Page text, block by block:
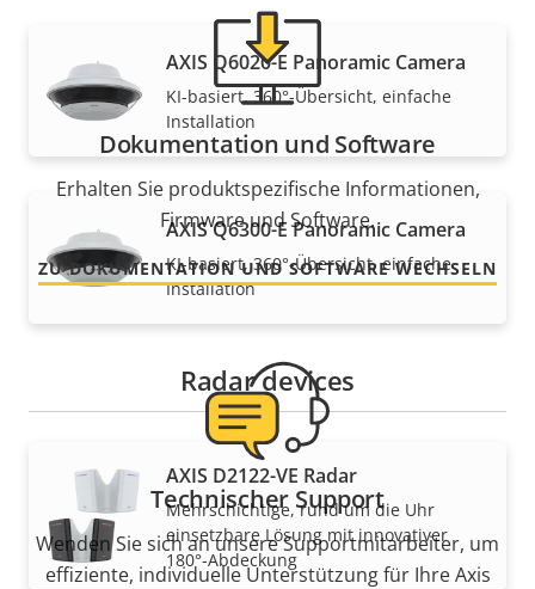
AXIS Q6020-E Panoramic Camera
KI-basiert, 360°-Übersicht, einfache
Installation
AXIS Q6300-E Panoramic Camera
KI-basiert, 360°-Übersicht, einfache
Installation
Radar devices
AXIS D2122-VE Radar
Mehrschichtige, rund um die Uhr
einsetzbare Lösung mit innovativer
180°-Abdeckung
Dokumentation und Software
Erhalten Sie produktspezifische Informationen,
Firmware und Software.
ZU DOKUMENTATION UND SOFTWARE WECHSELN
Technischer Support
Wenden Sie sich an unsere Supportmitarbeiter, um
effiziente, individuelle Unterstützung für Ihre Axis